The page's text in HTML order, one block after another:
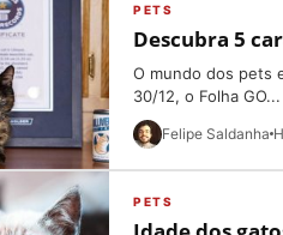
PETS
Descubra 5
O mundo dos pets
30/12, o Folha GO...
Felipe Saldanha
PETS